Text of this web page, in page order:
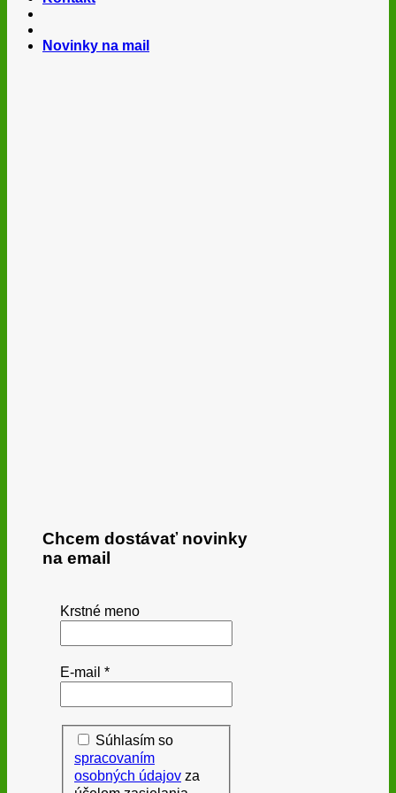
Novinky na mail
Chcem dostávať novinky
na email
Krstné meno
E-mail *
Súhlasím so
spracovaním
osobných údajov za